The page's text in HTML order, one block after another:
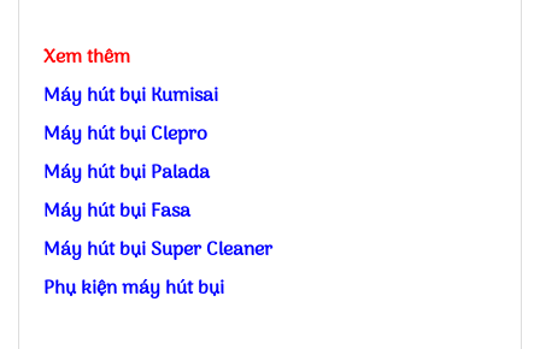
Xem thêm
Máy hút bụi Kumisai
Máy hút bụi Clepro
Máy hút bụi Palada
Máy hút bụi Fasa
Máy hút bụi Super Cleaner
Phụ kiện máy hút bụi